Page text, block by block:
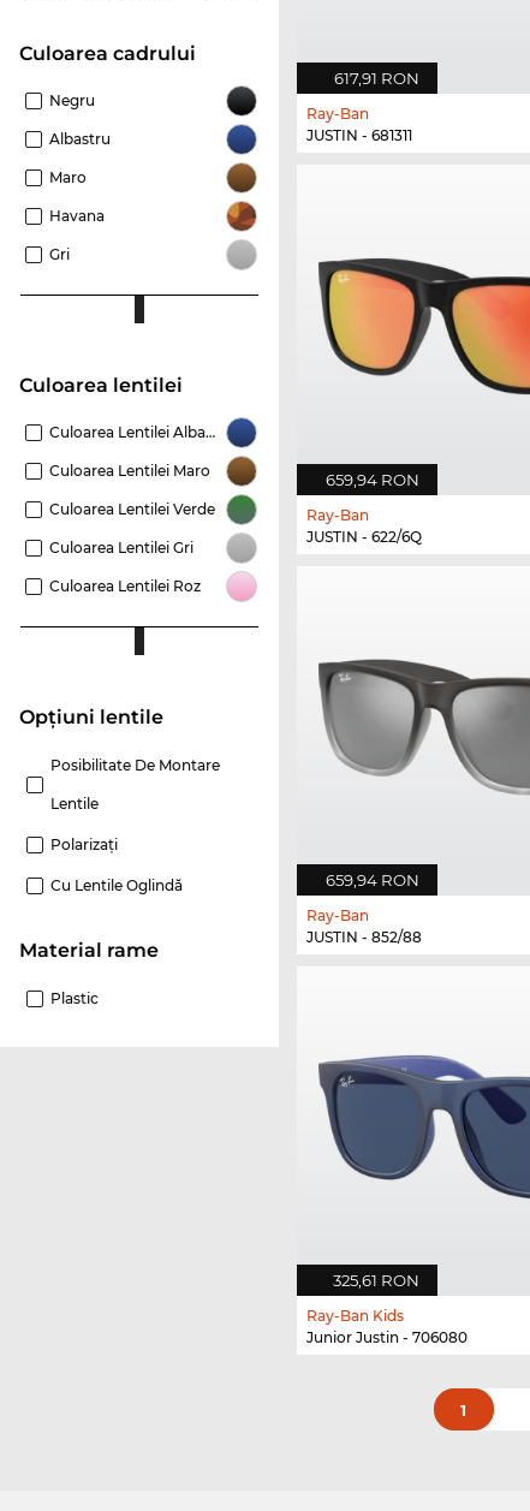
Culoarea cadrului
Negru
Albastru
Maro
Havana
Gri
Culoarea lentilei
Culoarea Lentilei Albastru
Culoarea Lentilei Maro
Culoarea Lentilei Verde
Culoarea Lentilei Gri
Culoarea Lentilei Roz
Opțiuni lentile
Posibilitate De Montare
Lentile
Polarizaţi
Cu Lentile Oglindă
Material rame
Plastic
617,91 RON
Ray-Ban
JUSTIN - 681311
659,94 RON
Ray-Ban
JUSTIN - 622/6Q
659,94 RON
Ray-Ban
JUSTIN - 852/88
325,61 RON
Ray-Ban Kids
Junior Justin - 706080
1